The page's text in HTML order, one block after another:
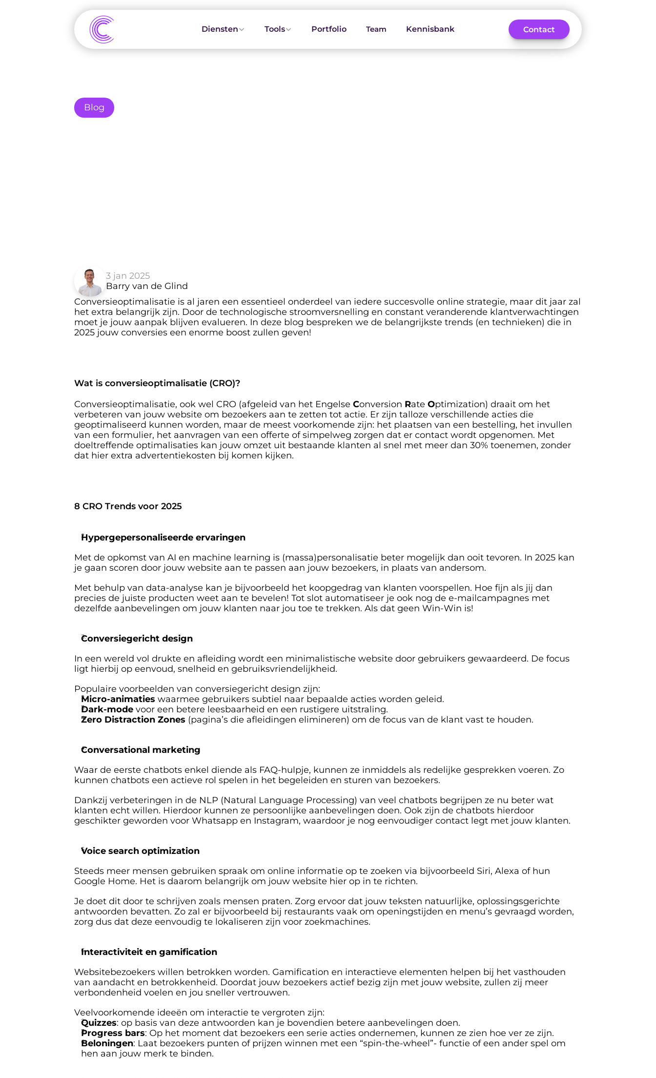
Diensten Tools Portfolio Team Kennisbank Contact
Blog
3 jan 2025
Barry van de Glind
Conversieoptimalisatie is al jaren een essentieel onderdeel van iedere succesvolle online strategie, maar dit jaar zal
het extra belangrijk zijn. Door de technologische stroomversnelling en constant veranderende klantverwachtingen
moet je jouw aanpak blijven evalueren. In deze blog bespreken we de belangrijkste trends (en technieken) die in
2025 jouw conversies een enorme boost zullen geven!
Wat is conversieoptimalisatie (CRO)?
Conversieoptimalisatie, ook wel CRO (afgeleid van het Engelse Conversion Rate Optimization) draait om het
verbeteren van jouw website om bezoekers aan te zetten tot actie. Er zijn talloze verschillende acties die
geoptimaliseerd kunnen worden, maar de meest voorkomende zijn: het plaatsen van een bestelling, het invullen
van een formulier, het aanvragen van een offerte of simpelweg zorgen dat er contact wordt opgenomen. Met
doeltreffende optimalisaties kan jouw omzet uit bestaande klanten al snel met meer dan 30% toenemen, zonder
dat hier extra advertentiekosten bij komen kijken.
8 CRO Trends voor 2025
Hypergepersonaliseerde ervaringen
Met de opkomst van AI en machine learning is (massa)personalisatie beter mogelijk dan ooit tevoren. In 2025 kan
je gaan scoren door jouw website aan te passen aan jouw bezoekers, in plaats van andersom.
Met behulp van data-analyse kan je bijvoorbeeld het koopgedrag van klanten voorspellen. Hoe fijn als jij dan
precies de juiste producten weet aan te bevelen! Tot slot automatiseer je ook nog de e-mailcampagnes met
dezelfde aanbevelingen om jouw klanten naar jou toe te trekken. Als dat geen Win-Win is!
Conversiegericht design
In een wereld vol drukte en afleiding wordt een minimalistische website door gebruikers gewaardeerd. De focus
ligt hierbij op eenvoud, snelheid en gebruiksvriendelijkheid.
Populaire voorbeelden van conversiegericht design zijn:
Micro-animaties waarmee gebruikers subtiel naar bepaalde acties worden geleid.
Dark-mode voor een betere leesbaarheid en een rustigere uitstraling.
Zero Distraction Zones (pagina’s die afleidingen elimineren) om de focus van de klant vast te houden.
Conversational marketing
Waar de eerste chatbots enkel diende als FAQ-hulpje, kunnen ze inmiddels als redelijke gesprekken voeren. Zo
kunnen chatbots een actieve rol spelen in het begeleiden en sturen van bezoekers.
Dankzij verbeteringen in de NLP (Natural Language Processing) van veel chatbots begrijpen ze nu beter wat
klanten echt willen. Hierdoor kunnen ze persoonlijke aanbevelingen doen. Ook zijn de chatbots hierdoor
geschikter geworden voor Whatsapp en Instagram, waardoor je nog eenvoudiger contact legt met jouw klanten.
Voice search optimization
Steeds meer mensen gebruiken spraak om online informatie op te zoeken via bijvoorbeeld Siri, Alexa of hun
Google Home. Het is daarom belangrijk om jouw website hier op in te richten.
Je doet dit door te schrijven zoals mensen praten. Zorg ervoor dat jouw teksten natuurlijke, oplossingsgerichte
antwoorden bevatten. Zo zal er bijvoorbeeld bij restaurants vaak om openingstijden en menu’s gevraagd worden,
zorg dus dat deze eenvoudig te lokaliseren zijn voor zoekmachines.
Interactiviteit en gamification
Websitebezoekers willen betrokken worden. Gamification en interactieve elementen helpen bij het vasthouden
van aandacht en betrokkenheid. Doordat jouw bezoekers actief bezig zijn met jouw website, zullen zij meer
verbondenheid voelen en jou sneller vertrouwen.
Veelvoorkomende ideeën om interactie te vergroten zijn:
Quizzes: op basis van deze antwoorden kan je bovendien betere aanbevelingen doen.
Progress bars: Op het moment dat bezoekers een serie acties ondernemen, kunnen ze zien hoe ver ze zijn.
Beloningen: Laat bezoekers punten of prijzen winnen met een “spin-the-wheel”- functie of een ander spel om
hen aan jouw merk te binden.